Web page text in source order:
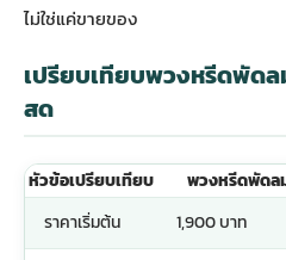
ไม่ใช่แค่ขายของ
เปรียบเทียบพวงหรีดพัด
สด
หัวข้อเปรียบเทียบ พวงหรีดพัดล
ราคาเริ่มต้น
1,900 บาท